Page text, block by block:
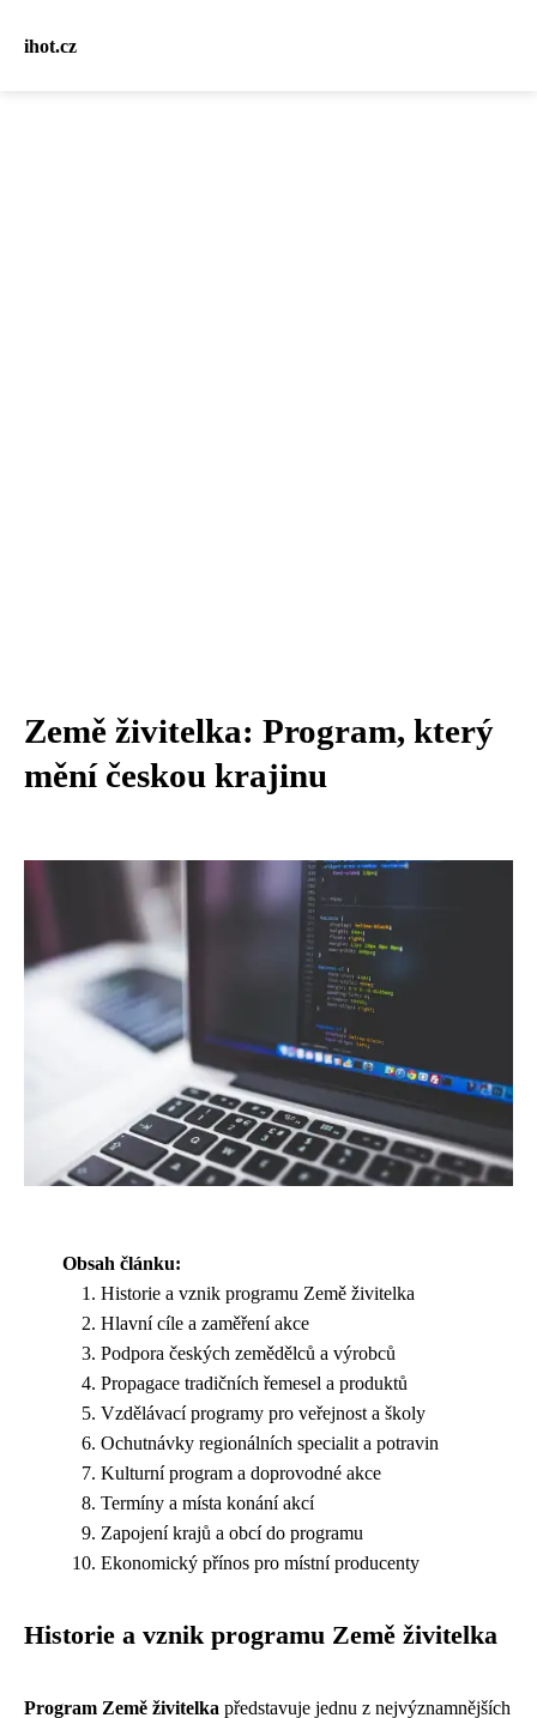
ihot.cz
Země živitelka: Program, který
mění českou krajinu
Obsah článku:
Historie a vznik programu Země živitelka
Hlavní cíle a zaměření akce
Podpora českých zemědělců a výrobců
Propagace tradičních řemesel a produktů
Vzdělávací programy pro veřejnost a školy
Ochutnávky regionálních specialit a potravin
Kulturní program a doprovodné akce
Termíny a místa konání akcí
Zapojení krajů a obcí do programu
Ekonomický přínos pro místní producenty
Historie a vznik programu Země živitelka
Program Země živitelka představuje jednu z nejvýznamnějších